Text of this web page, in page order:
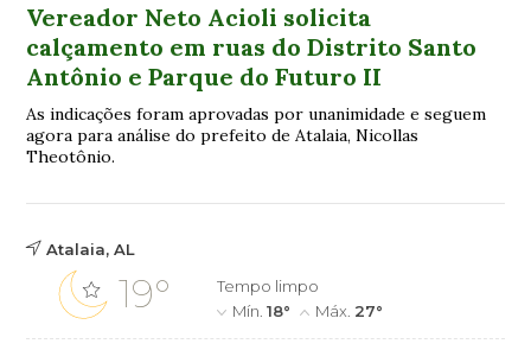
Vereador Neto Acioli solicita
calçamento em ruas do Distrito Santo
Antônio e Parque do Futuro II
As indicações foram aprovadas por unanimidade e seguem
agora para análise do prefeito de Atalaia, Nicollas
Theotônio.
Atalaia, AL
19°
Tempo limpo
Mín.18° Máx. 27°